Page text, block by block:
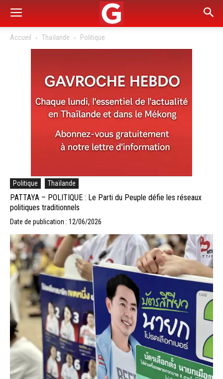
Accueil Thaïlande Politique
Politique Thaïlande
PATTAYA – POLITIQUE : Le Parti du Peuple défie les réseaux
politiques traditionnels
Date de publication : 12/06/2026